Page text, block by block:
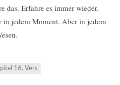
das. Erfahre es immer wieder.
jedem Moment. Aber in jedem
16. Vers